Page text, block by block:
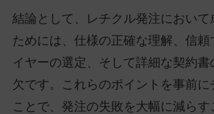
結論として、レチクル発注において
ためには、仕様の正確な理解、信頼
イヤーの選定、そして詳細な契約書
欠です。これらのポイントを事前に
ことで、発注の失敗を大幅に減らす